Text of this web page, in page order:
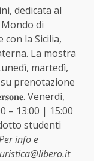
dedicata al
di
la Sicilia,
La mostra
martedì,
prenotazione
Venerdì,
– 13:00 | 15:00
studenti
info e